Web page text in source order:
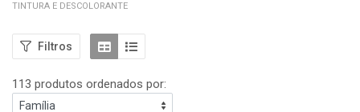
TINTURA E DESCOLORANTE
Filtros
113 produtos ordenados por: